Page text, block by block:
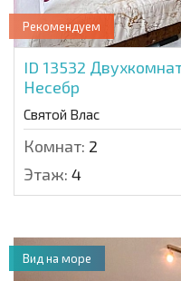
Рекомендуем
ID 13532
Несебр
Святой Влас
Комнат: 2
Этаж: 4
Вид на море